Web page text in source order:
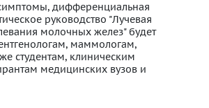
дифференциальная
руководство "Лучевая
молочных желез" будет
маммологам,
студентам, клиническим
медицинских вузов и